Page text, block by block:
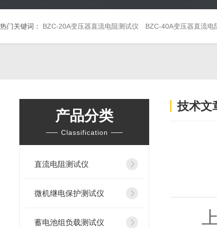
热门关键词： BZC-20A变压器直流电阻测试仪 BZC-40A变压器直流电
产品分类
Classification
直流电阻测试仪
微机继电保护测试仪
蓄电池组负载测试仪
技术文
上